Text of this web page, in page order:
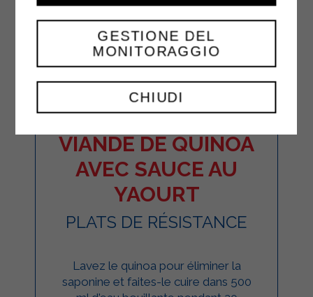
BOULETTES DE
VIANDE DE QUINOA
AVEC SAUCE AU
YAOURT
PLATS DE RÉSISTANCE
Lavez le quinoa pour éliminer la
saponine et faites-le cuire dans 500
CHIUDI
GESTIONE DEL
MONITORAGGIO